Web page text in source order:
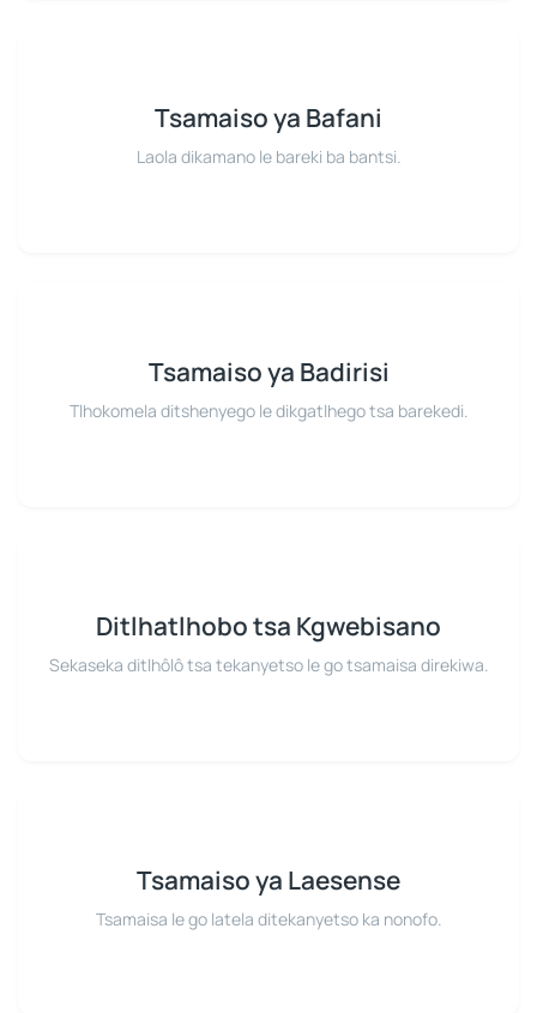
Tsamaiso ya Bafani
Laola dikamano le bareki ba bantsi.
Tsamaiso ya Badirisi
Tlhokomela ditshenyego le dikgatlhego tsa barekedi.
Ditlhatlhobo tsa Kgwebisano
Sekaseka ditlhôlô tsa tekanyetso le go tsamaisa direkiwa.
Tsamaiso ya Laesense
Tsamaisa le go latela ditekanyetso ka nonofo.